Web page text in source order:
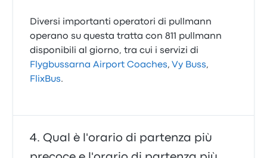
Diversi importanti operatori di pullmann
operano su questa tratta con 811 pullmann
disponibili al giorno, tra cui i servizi di
Flygbussarna Airport Coaches, Vy Buss,
FlixBus.
Qual è l'orario di partenza più